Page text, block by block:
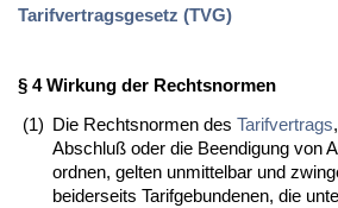
Tarifvertragsgesetz (TVG)
§ 4 Wirkung der Rechtsnormen
(1) Die Rechtsnormen des Tarifvertrags
Abschluß oder die Beendigung von
ordnen, gelten unmittelbar und
beiderseits Tarifgebundenen, die